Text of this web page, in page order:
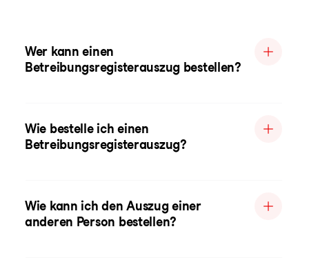
Wer kann einen
Betreibungsregisterauszug bestellen?
Wie bestelle ich einen
Betreibungsregisterauszug?
Wie kann ich den Auszug einer
anderen Person bestellen?